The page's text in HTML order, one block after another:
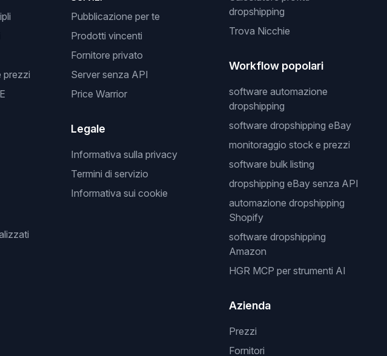
prezzi
Pubblicazione per te
Prodotti vincenti
Fornitore privato
Server senza API
Price Warrior
Legale
Informativa sulla privacy
Termini di servizio
Informativa sui cookie
dropshipping
Trova Nicchie
Workflow popolari
software automazione
dropshipping
software dropshipping eBay
monitoraggio stock e prezzi
software bulk listing
dropshipping eBay senza API
automazione dropshipping
Shopify
software dropshipping
Amazon
HGR MCP per strumenti AI
Azienda
Prezzi
Fornitori